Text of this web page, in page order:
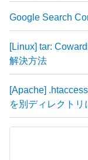
Google Search
[Linux] tar:
解決方法
[Apache]
を別ディレクト